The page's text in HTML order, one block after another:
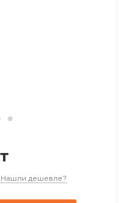
Нашли дешевле?